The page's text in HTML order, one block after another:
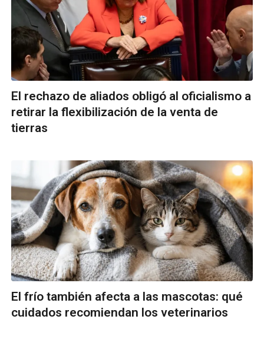
El rechazo de aliados obligó al oficialismo a
retirar la flexibilización de la venta de
tierras
El frío también afecta a las mascotas: qué
cuidados recomiendan los veterinarios